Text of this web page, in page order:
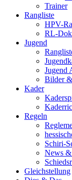
Trainer
Rangliste
HPV-
RL-
Jugend
Jugend
Bilder
Kader
Regeln
Schiri-
News
Gleichstellung